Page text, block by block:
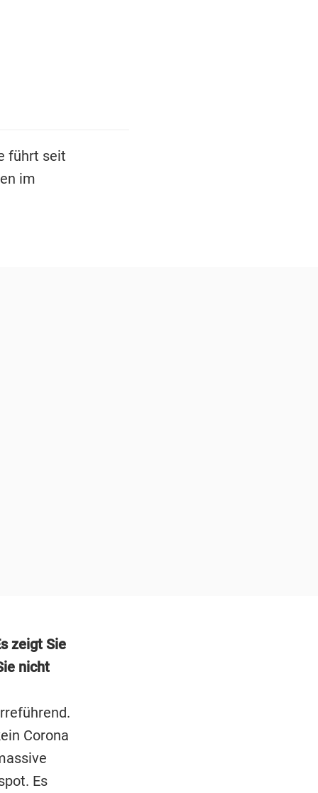
führt seit
im
zeigt Sie
nicht
Corona
Es